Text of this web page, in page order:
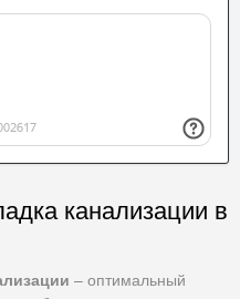
канализации в
– оптимальный